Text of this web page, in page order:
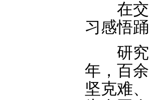
在交
习感悟
研究
年，百
坚克难